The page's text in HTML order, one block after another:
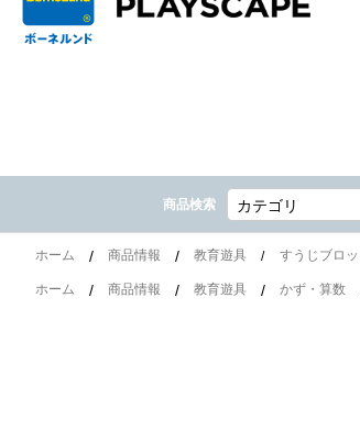
商品検索 カテゴリ
ホーム 商品情報 教育遊具 すうじブロ
ホーム 商品情報 教育遊具 かず・算数